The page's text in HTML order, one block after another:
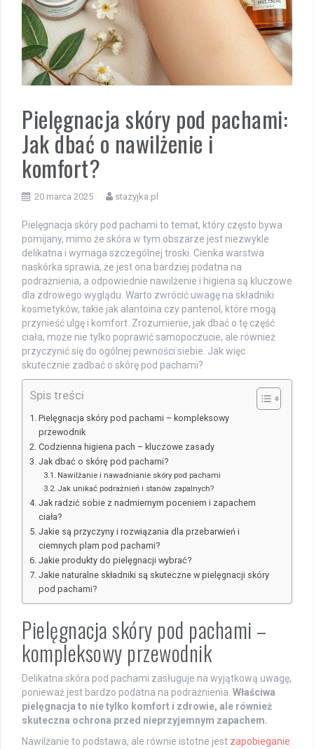
Pielęgnacja skóry pod pachami:
Jak dbać o nawilżenie i
komfort?
20 marca 2025 stazyjka.pl
Pielęgnacja skóry pod pachami to temat, który często bywa
pomijany, mimo że skóra w tym obszarze jest niezwykle
delikatna i wymaga szczególnej troski. Cienka warstwa
naskórka sprawia, że jest ona bardziej podatna na
podrażnienia, a odpowiednie nawilżenie i higiena są kluczowe
dla zdrowego wyglądu. Warto zwrócić uwagę na składniki
kosmetyków, takie jak alantoina czy pantenol, które mogą
przynieść ulgę i komfort. Zrozumienie, jak dbać o tę część
ciała, może nie tylko poprawić samopoczucie, ale również
przyczynić się do ogólnej pewności siebie. Jak więc
skutecznie zadbać o skórę pod pachami?
Spis treści
Pielęgnacja skóry pod pachami – kompleksowy
przewodnik
Codzienna higiena pach – kluczowe zasady
Jak dbać o skórę pod pachami?
Nawilżanie i nawadnianie skóry pod pachami
Jak unikać podrażnień i stanów zapalnych?
Jak radzić sobie z nadmiernym poceniem i zapachem
ciała?
Jakie są przyczyny i rozwiązania dla przebarwień i
ciemnych plam pod pachami?
Jakie produkty do pielęgnacji wybrać?
Jakie naturalne składniki są skuteczne w pielęgnacji skóry
pod pachami?
Pielęgnacja skóry pod pachami –
kompleksowy przewodnik
Delikatna skóra pod pachami zasługuje na wyjątkową uwagę,
ponieważ jest bardzo podatna na podrażnienia. Właściwa
pielęgnacja to nie tylko komfort i zdrowie, ale również
skuteczna ochrona przed nieprzyjemnym zapachem.
Nawilżanie to podstawa, ale równie istotne jest zapobieganie